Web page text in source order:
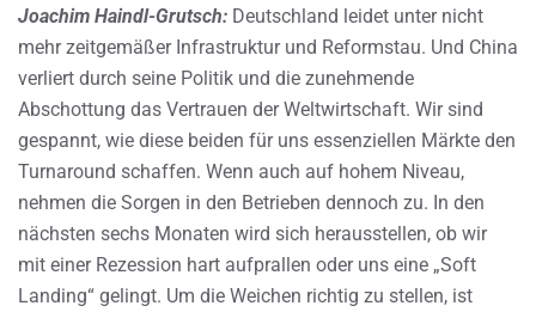
Joachim Haindl-Grutsch: Deutschland leidet unter nicht
mehr zeitgemäßer Infrastruktur und Reformstau. Und China
verliert durch seine Politik und die zunehmende
Abschottung das Vertrauen der Weltwirtschaft. Wir sind
gespannt, wie diese beiden für uns essenziellen Märkte den
Turnaround schaffen. Wenn auch auf hohem Niveau,
nehmen die Sorgen in den Betrieben dennoch zu. In den
nächsten sechs Monaten wird sich herausstellen, ob wir
mit einer Rezession hart aufprallen oder uns eine „Soft
Landing“ gelingt. Um die Weichen richtig zu stellen, ist